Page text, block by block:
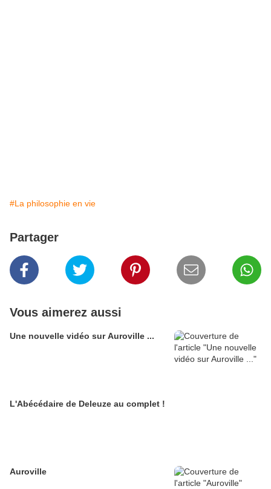
#La philosophie en vie
Partager
Vous aimerez aussi
Une nouvelle vidéo sur Auroville ...
L'Abécédaire de Deleuze au complet !
Auroville